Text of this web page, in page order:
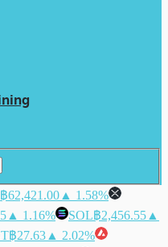
฿62,421.00 ▲ 1.58%
▲ 1.16% SOL฿2,456.55 ▲
฿27.63 ▲ 2.02%